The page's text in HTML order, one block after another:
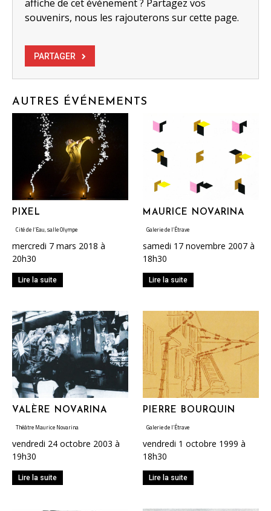
affiche de cet événement ? Partagez vos
souvenirs, nous les rajouterons sur cette page.
PARTAGER
AUTRES ÉVÉNEMENTS
PIXEL
Cité de l’Eau, salle Olympe
mercredi 7 mars 2018 à
20h30
Lire la suite
MAURICE NOVARINA
Galerie de l’Étrave
samedi 17 novembre 2007 à
18h30
Lire la suite
VALÈRE NOVARINA
Théâtre Maurice Novarina
vendredi 24 octobre 2003 à
19h30
Lire la suite
PIERRE BOURQUIN
Galerie de l’Étrave
vendredi 1 octobre 1999 à
18h30
Lire la suite